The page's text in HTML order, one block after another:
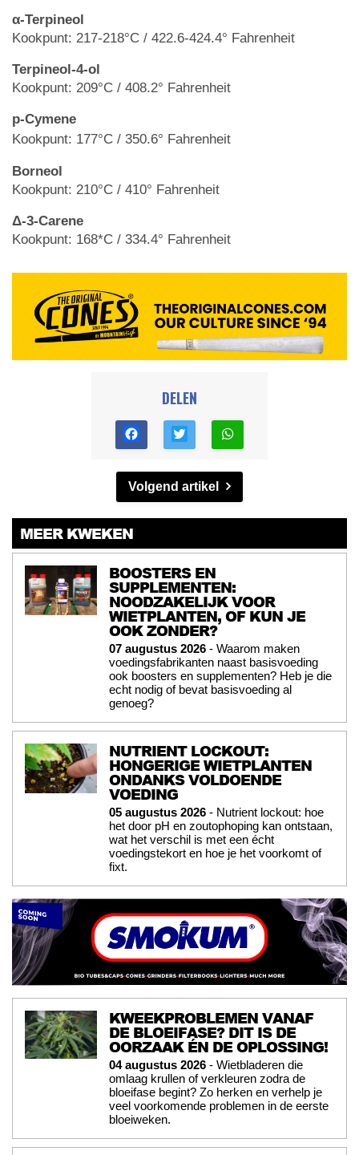
α-Terpineol
Kookpunt: 217-218°C / 422.6-424.4° Fahrenheit
Terpineol-4-ol
Kookpunt: 209°C / 408.2° Fahrenheit
p-Cymene
Kookpunt: 177°C / 350.6° Fahrenheit
Borneol
Kookpunt: 210°C / 410° Fahrenheit
Δ-3-Carene
Kookpunt: 168*C / 334.4° Fahrenheit
DELEN
Volgend artikel
MEER KWEKEN
BOOSTERS EN
SUPPLEMENTEN:
NOODZAKELIJK VOOR
WIETPLANTEN, OF KUN JE
OOK ZONDER?
07 augustus 2026 - Waarom maken
voedingsfabrikanten naast basisvoeding
ook boosters en supplementen? Heb je die
echt nodig of bevat basisvoeding al
genoeg?
NUTRIENT LOCKOUT:
HONGERIGE WIETPLANTEN
ONDANKS VOLDOENDE
VOEDING
05 augustus 2026 - Nutrient lockout: hoe
het door pH en zoutophoping kan ontstaan,
wat het verschil is met een écht
voedingstekort en hoe je het voorkomt of
fixt.
KWEEKPROBLEMEN VANAF
DE BLOEIFASE? DIT IS DE
OORZAAK ÉN DE OPLOSSING!
04 augustus 2026 - Wietbladeren die
omlaag krullen of verkleuren zodra de
bloeifase begint? Zo herken en verhelp je
veel voorkomende problemen in de eerste
bloeiweken.